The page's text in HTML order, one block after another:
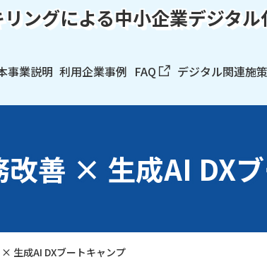
ングによる中小企業デジタル
事業説明 利用企業事例 FAQ デジタル関連施
改善 × 生成AI DX
生成AI DXブートキャンプ